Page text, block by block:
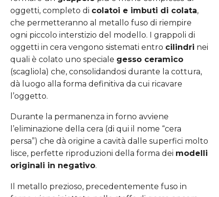
oggetti, completo di colatoi e imbuti di colata,
che permetteranno al metallo fuso di riempire
ogni piccolo interstizio del modello. I grappoli di
oggetti in cera vengono sistemati entro cilindri nei
quali è colato uno speciale gesso ceramico
(scagliola) che, consolidandosi durante la cottura,
dà luogo alla forma definitiva da cui ricavare
l’oggetto.
Durante la permanenza in forno avviene
l’eliminazione della cera (di qui il nome “cera
persa”) che dà origine a cavità dalle superfici molto
lisce, perfette riproduzioni della forma dei modelli
originali in negativo.
Il metallo prezioso, precedentemente fuso in